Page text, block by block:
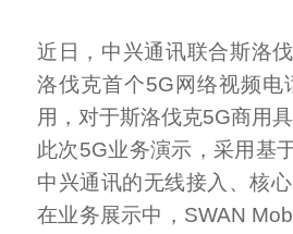
近日，中兴通讯联合斯洛
洛伐克首个5G网络视频
用，对于斯洛伐克5G商用
此次5G业务演示，采用基
中兴通讯的无线接入、核
在业务展示中，SWAN